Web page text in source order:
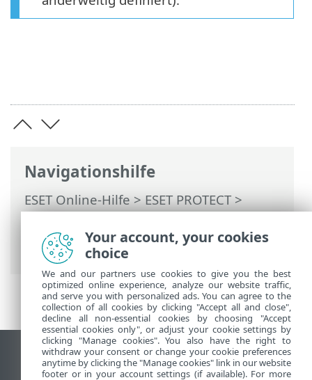
Navigationshilfe
ESET Online-Hilfe>ESET PROTECT>
Verwendung von ESET PROTECT>ESET
PROTECT Hauptmenü>Konfiguration>
Erweiterte Einstellungen
Desktop-Site anzeigen
Your account, your cookies
choice
We and our partners use cookies to give you the best
optimized online experience, analyze our website traffic,
and serve you with personalized ads. You can agree to the
collection of all cookies by clicking "Accept all and close",
decline all non-essential cookies by choosing "Accept
essential cookies only", or adjust your cookie settings by
clicking "Manage cookies". You also have the right to
withdraw your consent or change your cookie preferences
anytime by clicking the "Manage cookies" link in our website
footer or in your account settings (if available). For more